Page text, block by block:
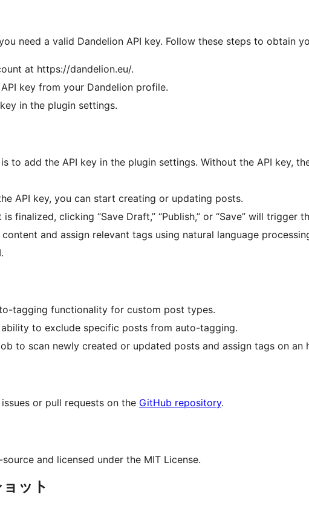
need a valid Dandelion API key. Follow these steps to obtain
at https://dandelion.eu/.
key from your Dandelion profile.
in the plugin settings.
to add the API key in the plugin settings. Without the API key,
API key, you can start creating or updating posts.
finalized, clicking “Save Draft,” “Publish,” or “Save” will trigger
and assign relevant tags using natural language
tagging functionality for custom post types.
to exclude specific posts from auto-tagging.
to scan newly created or updated posts and assign tags on an
or pull requests on the GitHub repository.
and licensed under the MIT License.
ット